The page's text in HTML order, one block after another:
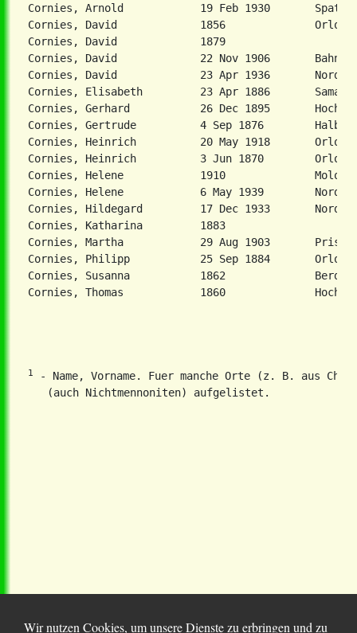
Cornies, Arnold            19 Feb 1930       Spat
Cornies, David             1856              Orlow
Cornies, David             1879
Cornies, David             22 Nov 1906
Cornies, David             23 Apr 1936
Cornies, Elisabeth         23 Apr 1886
Cornies, Gerhard           26 Dec 1895
Cornies, Gertrude          4 Sep 1876
Cornies, Heinrich          20 May 1918       Orloff
Cornies, Heinrich          3 Jun 1870        Orlow
Cornies, Helene            1910
Cornies, Helene            6 May 1939
Cornies, Hildegard         17 Dec 1933
Cornies, Katharina         1883
Cornies, Martha            29 Aug 1903
Cornies, Philipp           25 Sep 1884       Orloff
Cornies, Susanna           1862
1
- Name, Vorname. Fuer manche Orte (z. B. aus
Wir nutzen Cookies, um unsere Dienste zu erbringen und zu